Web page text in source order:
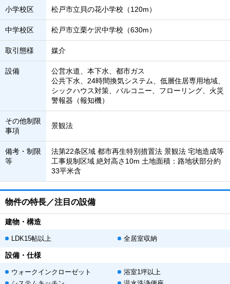
小学校区 松戸市立貝の花小学校（120m）
中学校区 松戸市立栗ケ沢中学校（630m）
取引態様 媒介
設備
公営水道、本下水、都市ガス
公共下水、24時間換気システム、低層住居専用地域、
シックハウス対策、バルコニー、フローリング、火災
警報器（報知機）
その他制限
事項
景観法
備考・制限
等
法第22条区域 都市再生特別措置法 景観法 宅地造成等
工事規制区域 絶対高さ10m 土地面積：路地状部分約
33平米含
物件の特長／注目の設備
建物・構造
LDK15帖以上 全居室収納
設備・仕様
ウォークインクローゼット
浴室1坪以上